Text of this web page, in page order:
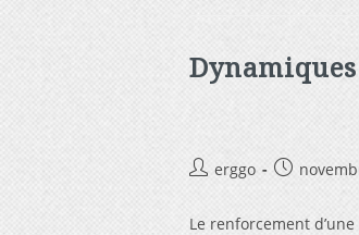
erggo
Le renforcement